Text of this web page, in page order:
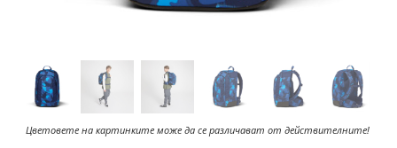
Цветовете на картинките може да се различават от действителните!